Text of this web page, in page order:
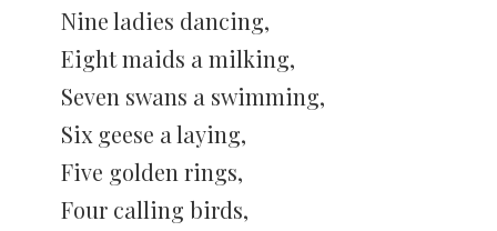
Nine ladies dancing,
Eight maids a milking,
Seven swans a swimming,
Six geese a laying,
Five golden rings,
Four calling birds,